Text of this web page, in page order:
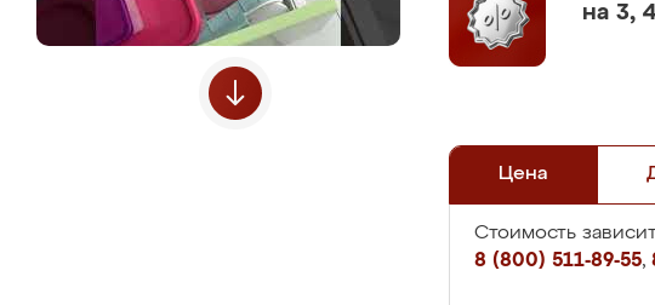
на 3,
Цена
Стоимость
8 (800) 511-89-55,